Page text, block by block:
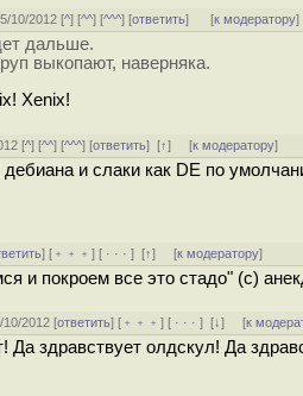
10/2012 [^] [^^] [^^^] [ответить] [к модератору]
дальше.
выкопают, наверняка.
Xenix!
[^] [^^] [^^^] [ответить][↑] [к модератору]
и слаки как DE по
] [ ﹢﹢﹢] [ · · ·][↑] [к модератору]
и покроем все это стадо" (c)
10/2012 [ответить] [ ﹢﹢﹢] [ · · ·][↓] [к
здравствует олдскул! Да